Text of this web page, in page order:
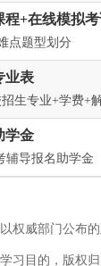
程+在线模拟
点题型划分
业表
生专业+学费+
学金
辅导报名助学金
权威部门公布的
习目的，版权